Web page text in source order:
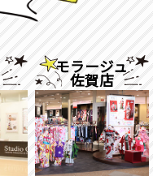
モラージュ
佐賀店